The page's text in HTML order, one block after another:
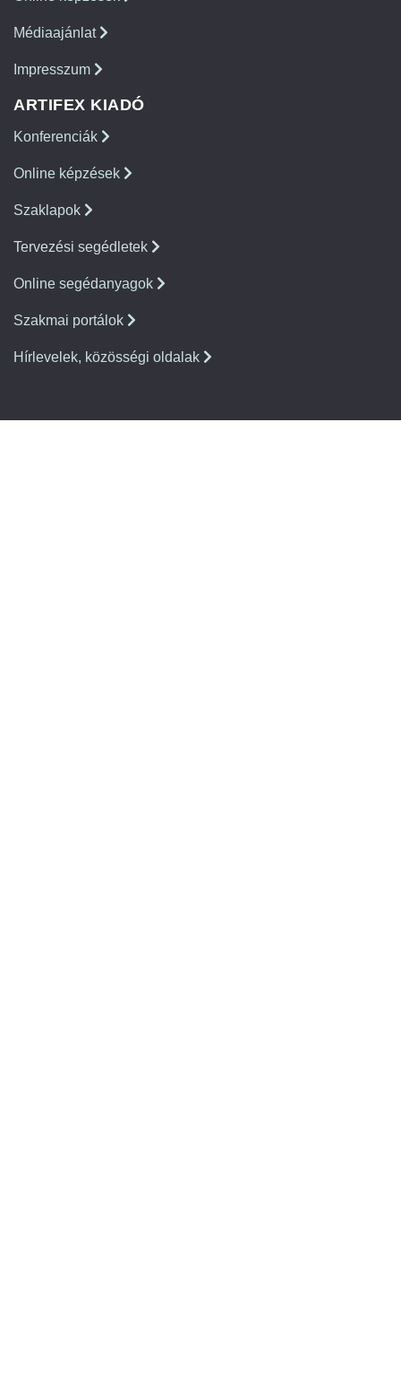
Médiaajánlat
Impresszum
ARTIFEX KIADÓ
Konferenciák
Online képzések
Szaklapok
Tervezési segédletek
Online segédanyagok
Szakmai portálok
Hírlevelek, közösségi oldalak